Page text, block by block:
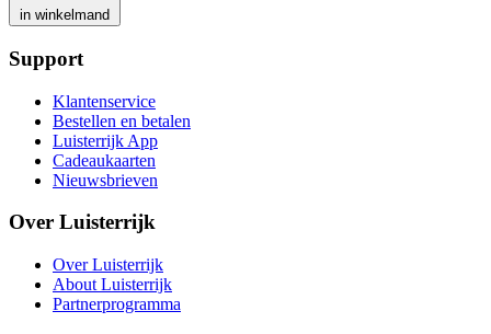
in winkelmand
Support
Klantenservice
Bestellen en betalen
Luisterrijk App
Cadeaukaarten
Nieuwsbrieven
Over Luisterrijk
Over Luisterrijk
About Luisterrijk
Partnerprogramma